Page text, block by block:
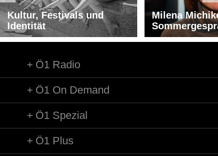
Kultur, Festivals und
Identität
Milena
Ö1 Radio
Ö1 On Demand
Ö1 Spezial
Ö1 Plus